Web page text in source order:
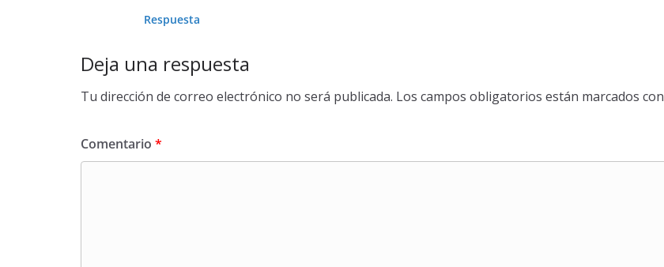
Respuesta
Deja una respuesta
Tu dirección de correo electrónico no será publicada. Los campos obligatorios están marcados con
Comentario *